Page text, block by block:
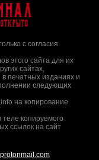
с согласия
этого сайта для их
сайтах,
печатных изданиях и
следующих
на копирование
копируемого
ссылок на сайт